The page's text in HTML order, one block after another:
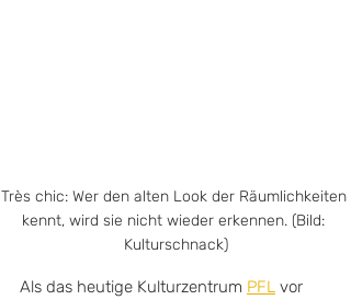
Très chic: Wer den alten Look der Räumlichkeiten
kennt, wird sie nicht wieder erkennen. (Bild:
Kulturschnack)
Als das heutige Kulturzentrum PFL vor